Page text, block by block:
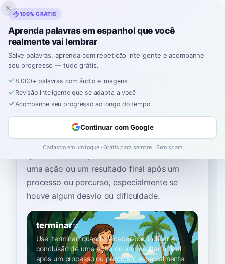
Inklingo
Início›Espanhol›Portuguese → espanhol›acabar por
Como se diz "acabar
por" em espanhol
A palavra espanhola mais comum para
“acabar por”é “terminar”—use 'terminar'
uma ação ou um resultado final após um
processo ou percurso, especialmente se
houve algum desvio ou dificuldade.
terminarB2
Use 'terminar' quando 'acabar por' indicar a
conclusão de uma ação ou um resultado final
após um processo ou percurso, especialmente
100% GRÁTIS
Aprenda palavras em espanhol que você
realmente vai lembrar
Salve palavras, aprenda com repetição inteligente e acompanhe
seu progresso — tudo grátis.
8.000+ palavras com áudio e imagens
Revisão inteligente que se adapta a você
Acompanhe seu progresso ao longo do tempo
Continuar com Google
Cadastro em um toque · Grátis para sempre · Sem spam